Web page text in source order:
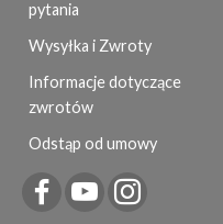
pytania
Wysyłka i Zwroty
Informacje dotyczące
zwrotów
Odstąp od umowy